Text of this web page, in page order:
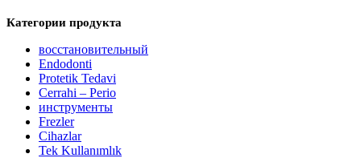
Категории продукта
восстановительный
Endodonti
Protetik Tedavi
Cerrahi – Perio
инструменты
Frezler
Cihazlar
Tek Kullanımlık